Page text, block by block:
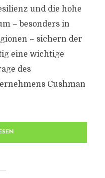
und die hohe
– besonders in
– sichern der
eine wichtige
des
Cushman